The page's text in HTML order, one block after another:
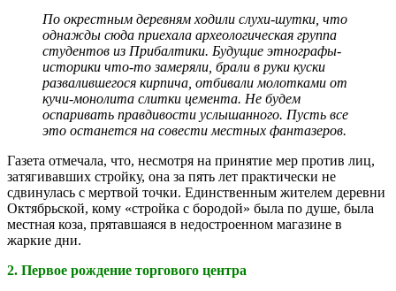
По окрестным деревням ходили слухи-шутки, что
однажды сюда приехала археологическая группа
студентов из Прибалтики. Будущие этнографы-
историки что-то замеряли, брали в руки куски
развалившегося кирпича, отбивали молотками от
кучи-монолита слитки цемента. Не будем
оспаривать правдивости услышанного. Пусть все
это останется на совести местных фантазеров.
Газета отмечала, что, несмотря на принятие мер против лиц,
затягивавших стройку, она за пять лет практически не
сдвинулась с мертвой точки. Единственным жителем деревни
Октябрьской, кому «стройка с бородой» была по душе, была
местная коза, прятавшаяся в недостроенном магазине в
жаркие дни.
2. Первое рождение торгового центра